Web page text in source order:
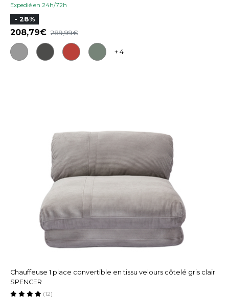
Expedié en 24h/72h
- 28%
208,79 289,99
+ 4
Chauffeuse 1 place convertible en tissu velours côtelé gris clair
SPENCER
(12)